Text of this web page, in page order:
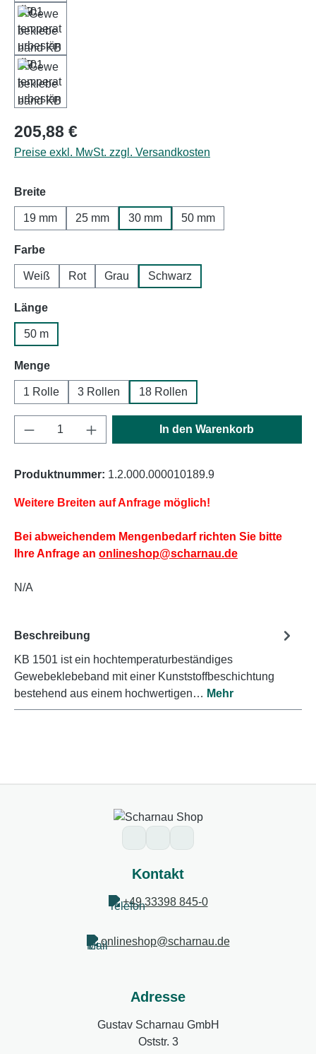
Regulärer Preis:
205,88 €
Preise exkl. MwSt. zzgl. Versandkosten
Breiteauswählen
19 mm 25 mm 30 mm 50 mm
Farbeauswählen
Weiß Rot Grau Schwarz
Längeauswählen
50 m
Mengeauswählen
1 Rolle 3 Rollen 18 Rollen
Produkt Anzahl: Gib den gewünschten
In den Warenkorb
Produktnummer: 1.2.000.000010189.9
Weitere Breiten auf Anfrage möglich!
Bei abweichendem Mengenbedarf richten Sie bitte
Ihre Anfrage an onlineshop@scharnau.de
N/A
Beschreibung
KB 1501 ist ein hochtemperaturbeständiges
Gewebeklebeband mit einer Kunststoffbeschichtung
bestehend aus einem hochwertigen… Mehr
Kontakt
+49 33398 845-0
onlineshop@scharnau.de
Adresse
Gustav Scharnau GmbH
Oststr. 3